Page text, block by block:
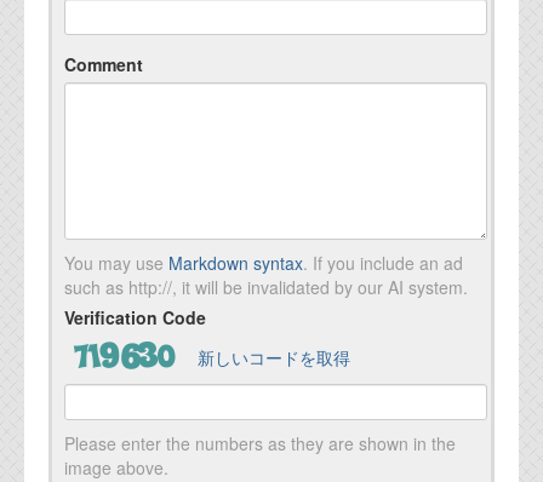
Comment
You may use Markdown syntax. If you include an ad
such as http://, it will be invalidated by our AI system.
Verification Code
新しいコードを取得
Please enter the numbers as they are shown in the
image above.